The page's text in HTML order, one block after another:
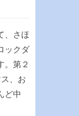
、さほ
ックダ
。第２
、お
ど中